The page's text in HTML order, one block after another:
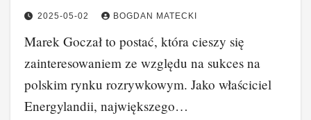
2025-05-02 BOGDAN MATECKI
Marek Goczał to postać, która cieszy się
zainteresowaniem ze względu na sukces na
polskim rynku rozrywkowym. Jako właściciel
Energylandii, największego…